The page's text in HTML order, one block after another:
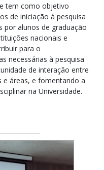
tem como objetivo
de iniciação à pesquisa
por alunos de graduação
nacionais e
para o
necessárias à pesquisa
de interação entre
e áreas, e fomentando a
na Universidade.